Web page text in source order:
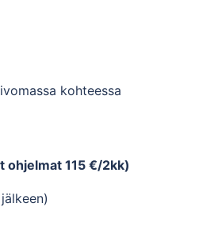
kohteessa
ohjelmat 115 €/2kk)